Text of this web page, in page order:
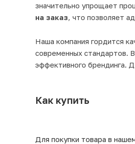
значительно упрощает
на заказ, что позволяет
Наша компания гордится
современных стандартов.
эффективного брендинга.
Как купить
Для покупки товара в